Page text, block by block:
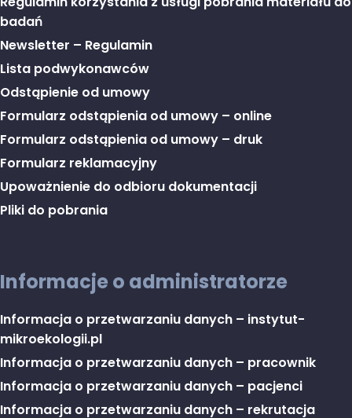
badań
Newsletter – Regulamin
Lista podwykonawców
Odstąpienie od umowy
Formularz odstąpienia od umowy – online
Formularz odstąpienia od umowy – druk
Formularz reklamacyjny
Upoważnienie do odbioru dokumentacji
Pliki do pobrania
Informacje o administratorze
Informacja o przetwarzaniu danych – instytut-
mikroekologii.pl
Informacja o przetwarzaniu danych – pracownik
Informacja o przetwarzaniu danych – pacjenci
Informacja o przetwarzaniu danych – rekrutacja